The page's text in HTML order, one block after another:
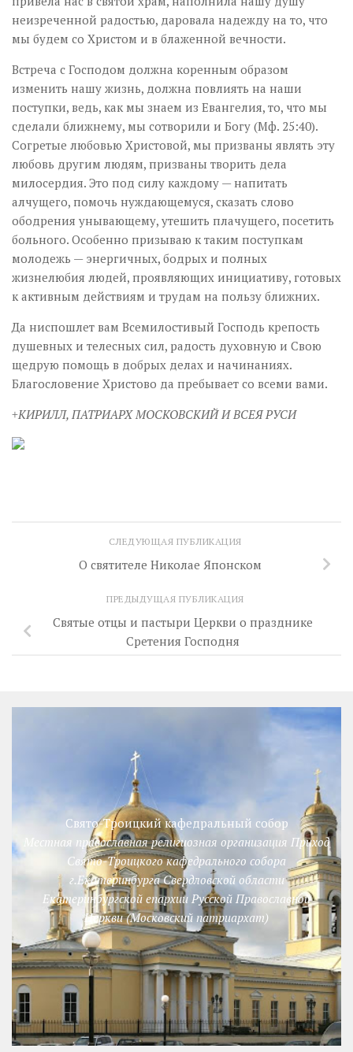
неизреченной радостью, даровала надежду на то, что
мы будем со Христом и в блаженной вечности.
Встреча с Господом должна коренным образом
изменить нашу жизнь, должна повлиять на наши
поступки, ведь, как мы знаем из Евангелия, то, что мы
сделали ближнему, мы сотворили и Богу (Мф. 25:40).
Согретые любовью Христовой, мы призваны являть эту
любовь другим людям, призваны творить дела
милосердия. Это под силу каждому — напитать
алчущего, помочь нуждающемуся, сказать слово
ободрения унывающему, утешить плачущего, посетить
больного. Особенно призываю к таким поступкам
молодежь — энергичных, бодрых и полных
жизнелюбия людей, проявляющих инициативу, готовых
к активным действиям и трудам на пользу ближних.
Да ниспошлет вам Всемилостивый Господь крепость
душевных и телесных сил, радость духовную и Свою
щедрую помощь в добрых делах и начинаниях.
Благословение Христово да пребывает со всеми вами.
+КИРИЛЛ, ПАТРИАРХ МОСКОВСКИЙ И ВСЕЯ РУСИ
СЛЕДУЮЩАЯ ПУБЛИКАЦИЯ
О святителе Николае Японском
ПРЕДЫДУЩАЯ ПУБЛИКАЦИЯ
Святые отцы и пастыри Церкви о празднике
Сретения Господня
Свято-Троицкий кафедральный собор
Местная православная религиозная организация Приход
Свято-Троицкого кафедрального собора
г.Екатеринбурга Свердловской области
Екатеринбургской епархии Русской Православной
Церкви (Московский патриархат)